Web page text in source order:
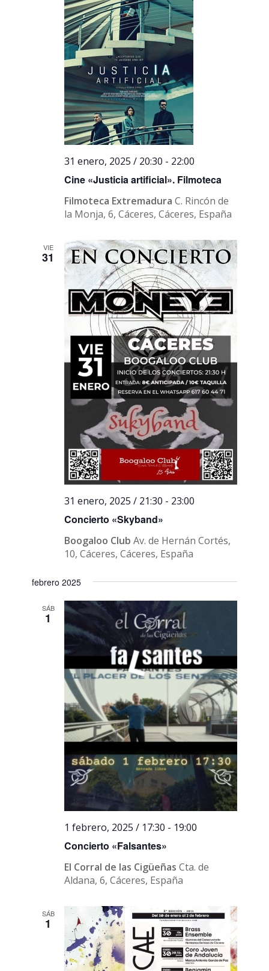
Cine «Justicia artificial». Filmoteca
31 enero, 2025 / 20:30 - 22:00
Filmoteca ExtremaduraC. Rincón de
la Monja, 6, Cáceres, Cáceres, España
VIE
31
Concierto «Skyband»
31 enero, 2025 / 21:30 - 23:00
Boogaloo ClubAv. de Hernán Cortés,
10, Cáceres, Cáceres, España
febrero 2025
SÁB
1
Concierto «Falsantes»
1 febrero, 2025 / 17:30 - 19:00
El Corral de las CigüeñasCta. de
Aldana, 6, Cáceres, España
SÁB
1